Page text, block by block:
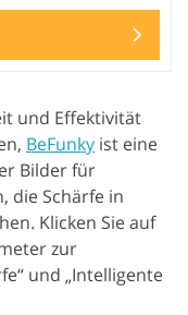
und Effektivität
BeFunky ist eine
Bilder für
die Schärfe in
Klicken Sie auf
zur
und „Intelligente